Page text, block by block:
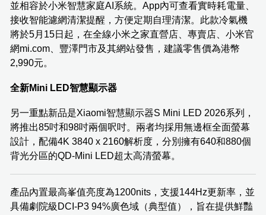
並相容於小米智慧家庭AI系統。App內可查看實時耗電量、
接收智能濾網清潔提醒，方便定期自理清潔。此款冷氣機
將於5月15日起，在全線小米之家直營店、專賣店、小米官
網mi.com、豐澤門市及其網站發售，建議零售價為港幣
2,990元。
全新Mini LED智慧顯示器
另一重點新品是Xiaomi智慧顯示器S Mini LED 2026系列，
將推出85吋和98吋兩個呎吋。兩者均採用無邊框全面螢幕
設計，配備4K 3840 x 2160解析度，分別擁有640和880個
背光分區的QD-Mini LED超太高清螢幕。
產品內置最高峯值亮度為1200nits，支援144Hz更新率，並
具備劇院級DCI-P3 94%廣色域（典型值），旨在提供鮮豔